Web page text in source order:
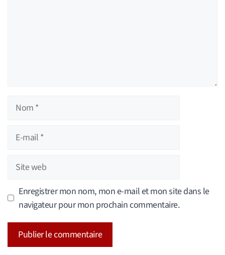
Nom
Site
web
Enregistrer mon nom, mon e-mail et mon site dans le
navigateur pour mon prochain commentaire.